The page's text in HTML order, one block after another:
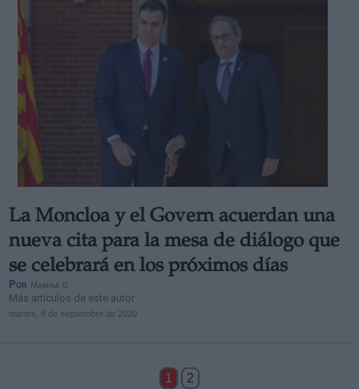
La Moncloa y el Govern acuerdan una
nueva cita para la mesa de diálogo que
se celebrará en los próximos días
Por Marina G.
Más artículos de este autor
martes, 8 de septiembre de 2020
1 2